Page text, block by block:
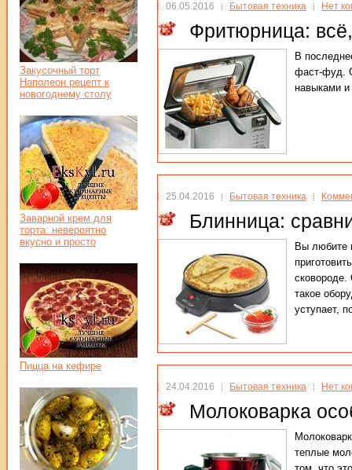
06.05.2016 Бытовая техника Нет
Фритюрница:
В
фаст-фуд.
навыками и
25.04.2016 Бытовая техника
Блинница:
Вы любите
сковороде.
такое
уступает,
24.04.2016 Бытовая техника Нет
Молоковарка
теплые
Закусочный торт
Наполеон рецепт к
новогоднему столу
Заварной крем для
торта: невероятно
вкусно и просто
Пицца на кефире